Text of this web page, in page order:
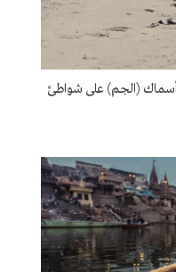
أسماك (الجم) على شواطئ